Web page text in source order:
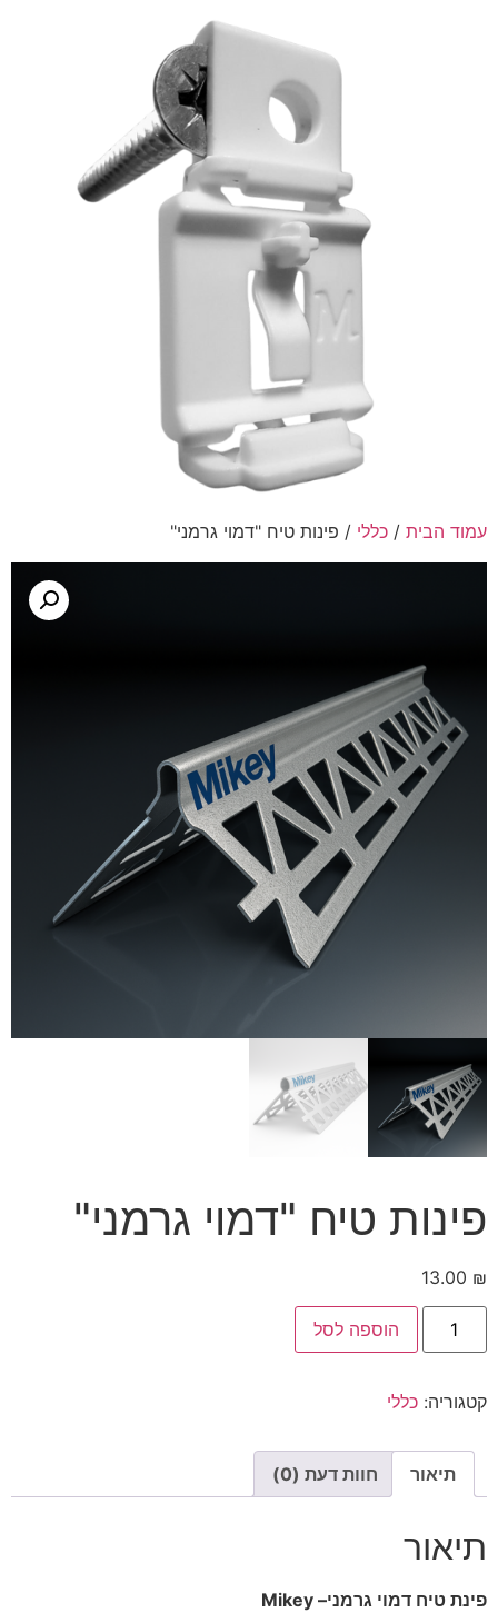
עמוד הבית / כללי / פינות טיח "דמוי גרמני"
פינות טיח "דמוי גרמני"
13.00 ₪
כמות
פינות
גרמני"
הוספה לסל
קטגוריה: כללי
תיאור חוות דעת (0)
תיאור
פינת טיח דמוי גרמני– Mikey